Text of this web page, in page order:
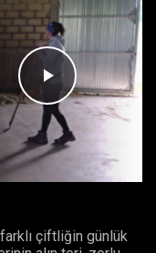
Videoyu
Oynat
çiftliğin günlük